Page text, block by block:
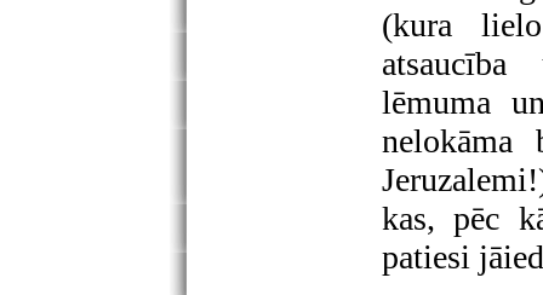
(kura
lēmuma
nelokāma
kas, pēc
patiesi